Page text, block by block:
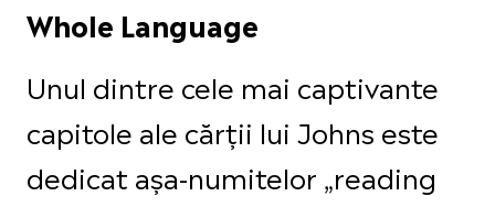
Whole Language
Unul dintre cele mai captivante
capitole ale cărții lui Johns este
dedicat așa-numitelor „reading